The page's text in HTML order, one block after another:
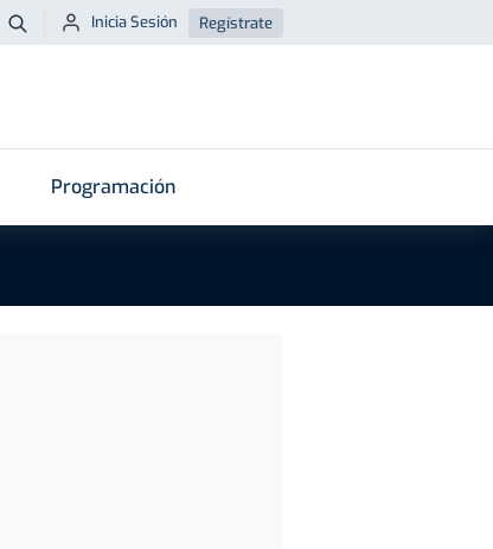
Buscar
Inicia Sesión Regístrate
Programación